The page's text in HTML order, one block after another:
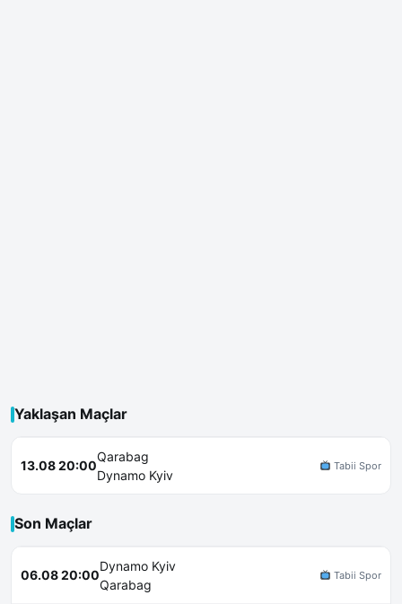
Yaklaşan Maçlar
13.08 20:00
Qarabag
Dynamo Kyiv
Tabii Spor
Son Maçlar
06.08 20:00
Dynamo Kyiv
Qarabag
Tabii Spor